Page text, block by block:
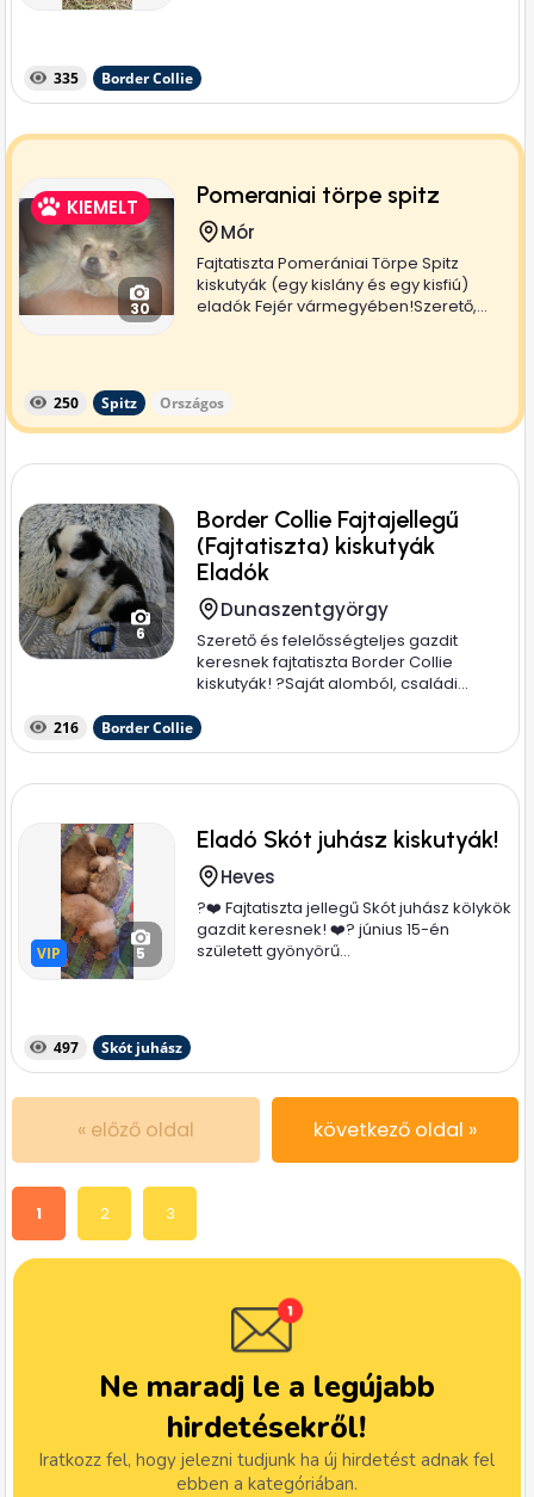
335 Border Collie
KIEMELT
30
Pomeraniai törpe spitz
Mór
Fajtatiszta Pomerániai Törpe Spitz
kiskutyák (egy kislány és egy kisfiú)
eladók Fejér vármegyében!Szerető,...
250 Spitz Országos
6
Border Collie Fajtajellegű
(Fajtatiszta) kiskutyák
Eladók
Dunaszentgyörgy
Szerető és felelősségteljes gazdit
keresnek fajtatiszta Border Collie
kiskutyák! ? ​Saját alomból, családi...
216 Border Collie
VIP
VIP 5
Eladó Skót juhász kiskutyák!
Heves
?❤️ Fajtatiszta jellegű Skót juhász kölykök
gazdit keresnek! ❤️? június 15-én
született gyönyörű...
497 Skót juhász
« előző oldal következő oldal »
1 2 3
Ne maradj le a legújabb
hirdetésekről!
Iratkozz fel, hogy jelezni tudjunk ha új hirdetést adnak fel
ebben a kategóriában.